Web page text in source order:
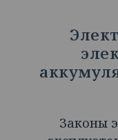
Законы